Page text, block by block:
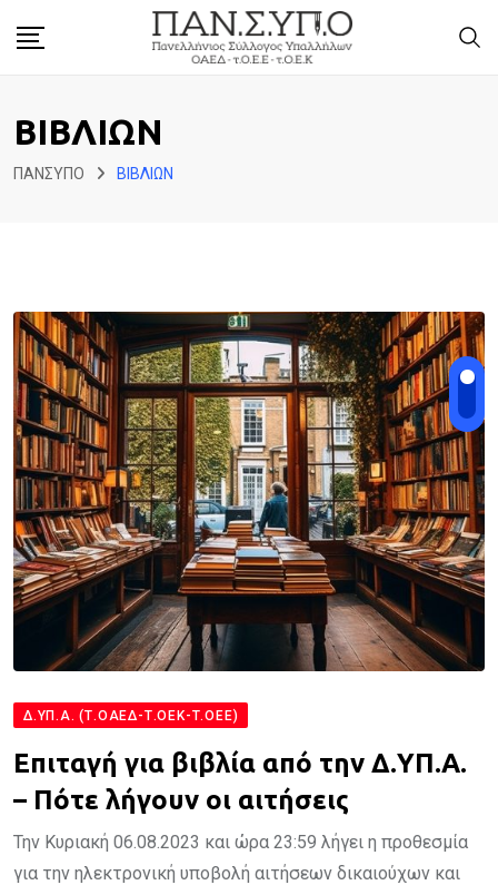
ΒΙΒΛΙΩΝ
ΠΑΝΣΥΠΟ ΒΙΒΛΙΩΝ
Δ.ΥΠ.Α. (Τ.ΟΑΕΔ-Τ.ΟΕΚ-Τ.ΟΕΕ)
Επιταγή για βιβλία από την Δ.ΥΠ.Α.
– Πότε λήγουν οι αιτήσεις
Την Κυριακή 06.08.2023 και ώρα 23:59 λήγει η προθεσμία
για την ηλεκτρονική υποβολή αιτήσεων δικαιούχων και